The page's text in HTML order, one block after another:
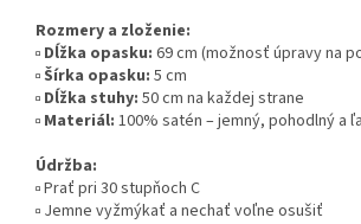
Rozmery a zloženie:
▫️ Dĺžka opasku: 69 cm (možnosť úpravy na
▫️Šírka opasku: 5 cm
▫️ Dĺžka stuhy: 50 cm na každej strane
▫️ Materiál: 100% satén – jemný, pohodlný a
Údržba:
▫️ Prať pri 30 stupňoch C
▫️ Jemne vyžmýkať a nechať voľne osušiť